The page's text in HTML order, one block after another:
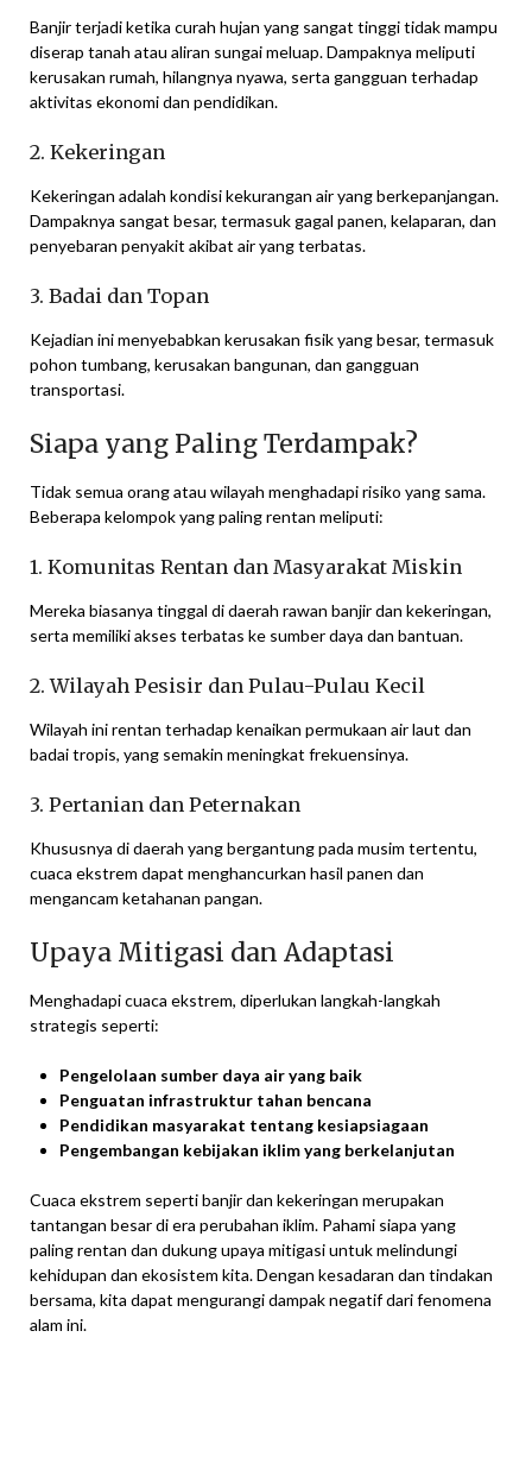
Banjir terjadi ketika curah hujan yang sangat tinggi tidak mampu
diserap tanah atau aliran sungai meluap. Dampaknya meliputi
kerusakan rumah, hilangnya nyawa, serta gangguan terhadap
aktivitas ekonomi dan pendidikan.
2. Kekeringan
Kekeringan adalah kondisi kekurangan air yang berkepanjangan.
Dampaknya sangat besar, termasuk gagal panen, kelaparan, dan
penyebaran penyakit akibat air yang terbatas.
3. Badai dan Topan
Kejadian ini menyebabkan kerusakan fisik yang besar, termasuk
pohon tumbang, kerusakan bangunan, dan gangguan
transportasi.
Siapa yang Paling Terdampak?
Tidak semua orang atau wilayah menghadapi risiko yang sama.
Beberapa kelompok yang paling rentan meliputi:
1. Komunitas Rentan dan Masyarakat Miskin
Mereka biasanya tinggal di daerah rawan banjir dan kekeringan,
serta memiliki akses terbatas ke sumber daya dan bantuan.
2. Wilayah Pesisir dan Pulau-Pulau Kecil
Wilayah ini rentan terhadap kenaikan permukaan air laut dan
badai tropis, yang semakin meningkat frekuensinya.
3. Pertanian dan Peternakan
Khususnya di daerah yang bergantung pada musim tertentu,
cuaca ekstrem dapat menghancurkan hasil panen dan
mengancam ketahanan pangan.
Upaya Mitigasi dan Adaptasi
Menghadapi cuaca ekstrem, diperlukan langkah-langkah
strategis seperti:
Pengelolaan sumber daya air yang baik
Penguatan infrastruktur tahan bencana
Pendidikan masyarakat tentang kesiapsiagaan
Pengembangan kebijakan iklim yang berkelanjutan
Cuaca ekstrem seperti banjir dan kekeringan merupakan
tantangan besar di era perubahan iklim. Pahami siapa yang
paling rentan dan dukung upaya mitigasi untuk melindungi
kehidupan dan ekosistem kita. Dengan kesadaran dan tindakan
bersama, kita dapat mengurangi dampak negatif dari fenomena
alam ini.